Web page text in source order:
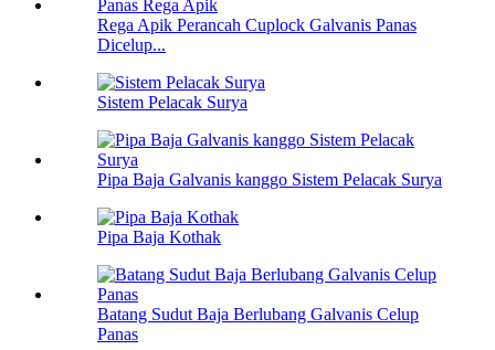
Rega Apik Perancah Cuplock Galvanis Panas
Dicelup...
Sistem Pelacak Surya
Pipa Baja Galvanis kanggo Sistem Pelacak Surya
Pipa Baja Kothak
Batang Sudut Baja Berlubang Galvanis Celup
Panas